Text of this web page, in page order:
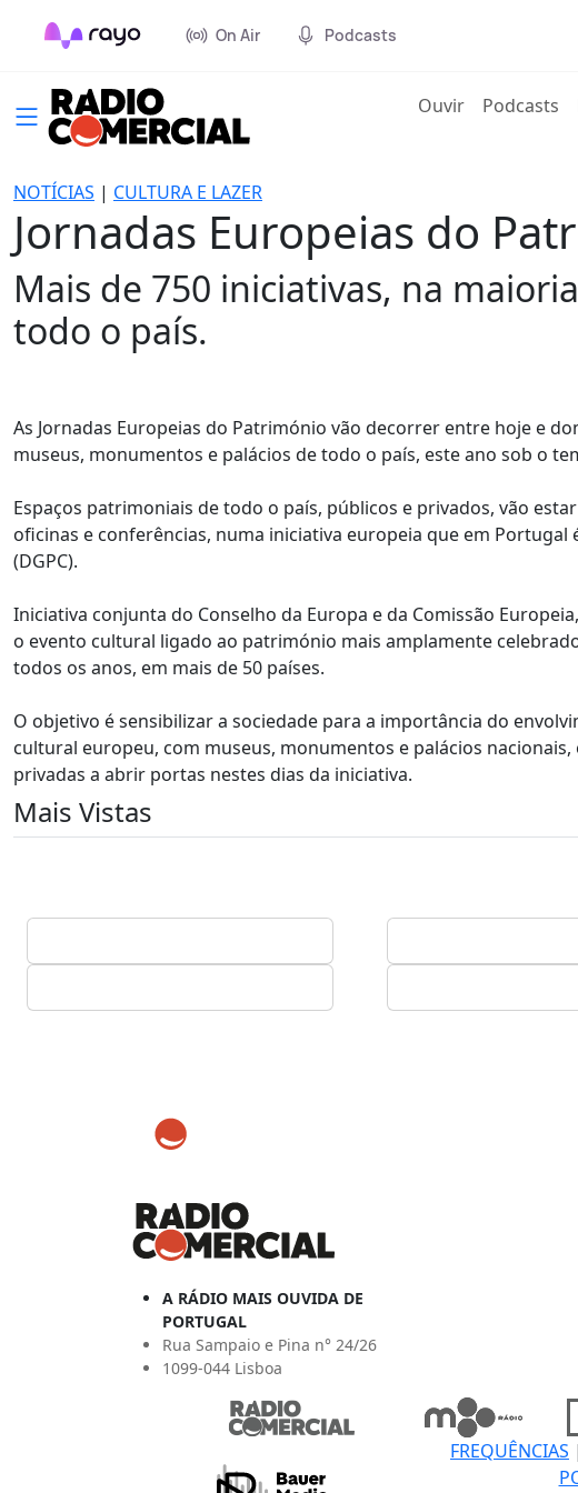
On Air Podcasts
Ouvir(current)
Podcasts
NOTÍCIAS | CULTURA E LAZER
Jornadas Europeias do
Mais de 750 iniciativas, na
todo o país.
As Jornadas Europeias do Património vão decorrer entre hoje e
museus, monumentos e palácios de todo o país, este ano sob o
Espaços patrimoniais de todo o país, públicos e privados, vão
oficinas e conferências, numa iniciativa europeia que em
(DGPC).
Iniciativa conjunta do Conselho da Europa e da Comissão
o evento cultural ligado ao património mais amplamente
todos os anos, em mais de 50 países.
O objetivo é sensibilizar a sociedade para a importância do
cultural europeu, com museus, monumentos e palácios
privadas a abrir portas nestes dias da iniciativa.
Mais Vistas
A RÁDIO MAIS OUVIDA DE
PORTUGAL
Rua Sampaio e Pina n° 24/26
1099-044 Lisboa
FREQUÊNCIAS |